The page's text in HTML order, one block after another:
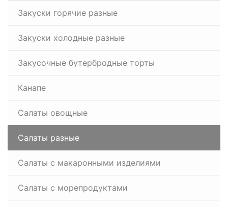
Закуски горячие разные
Закуски холодные разные
Закусочные бутербродные торты
Канапе
Салаты овощные
Салаты разные
Салаты с макаронными изделиями
Салаты с морепродуктами